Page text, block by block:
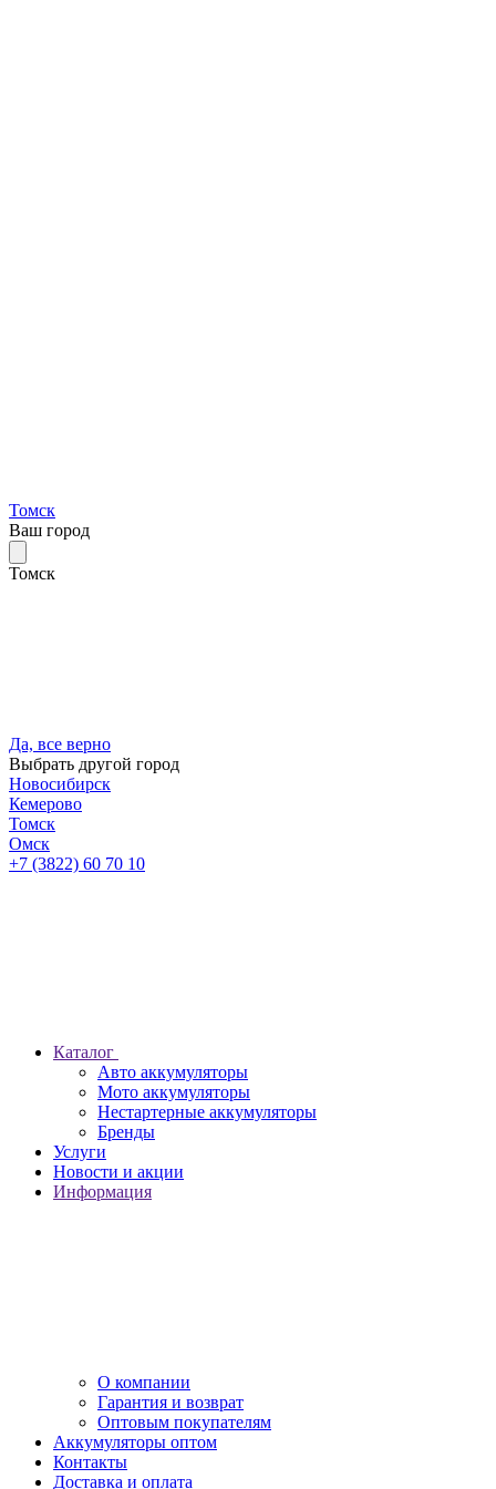
Томск
Ваш город
Томск
Да, все верно
Выбрать другой город
Новосибирск
Кемерово
Томск
Омск
+7 (3822) 60 70 10
Каталог
Авто аккумуляторы
Мото аккумуляторы
Нестартерные аккумуляторы
Бренды
Услуги
Новости и акции
Информация
О компании
Гарантия и возврат
Оптовым покупателям
Аккумуляторы оптом
Контакты
Доставка и оплата